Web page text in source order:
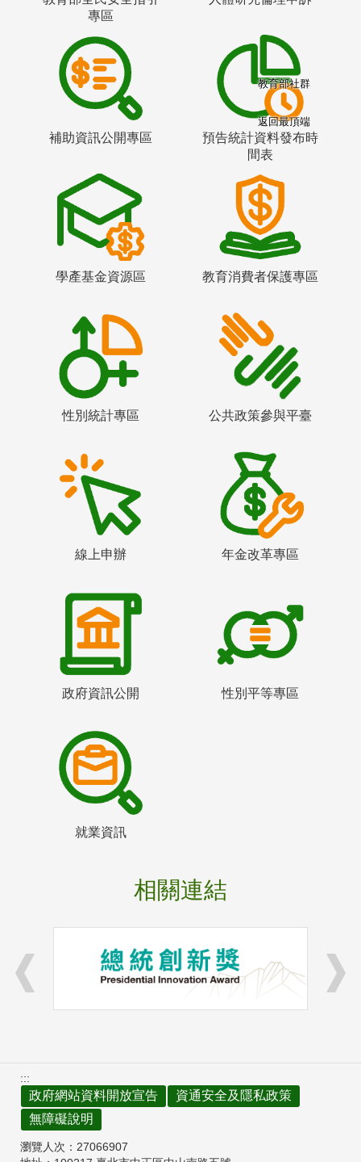
專區
補助資訊公開專區
預告統計資料發布時
間表
學產基金資源區 教育消費者保護專區
性別統計專區 公共政策參與平臺
線上申辦 年金改革專區
政府資訊公開 性別平等專區
就業資訊
相關連結
教育部社群
返回最頂端
:::
政府網站資料開放宣告
資通安全及隱私政策
無障礙說明
瀏覽人次： 27066907